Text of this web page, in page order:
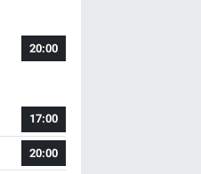
20:00
17:00
20:00